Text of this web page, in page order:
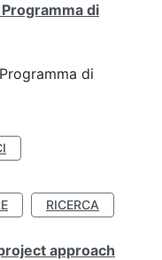
di
di
RICERCA
approach